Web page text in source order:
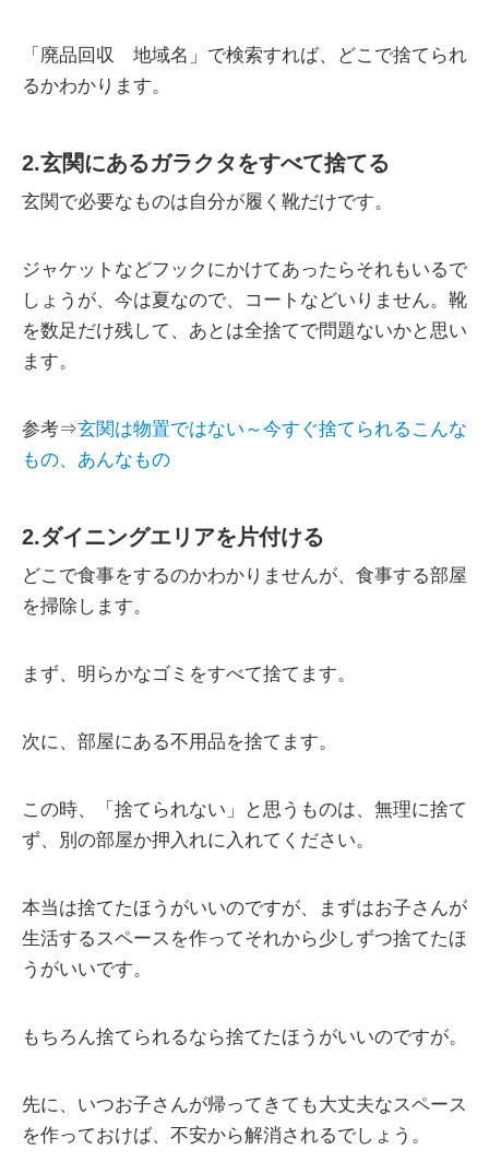
「廃品回収 地域名」で検索すれば、どこで捨てられ
るかわかります。
2.玄関にあるガラクタをすべて捨てる
玄関で必要なものは自分が履く靴だけです。
ジャケットなどフックにかけてあったらそれもいるで
しょうが、今は夏なので、コートなどいりません。靴
を数足だけ残して、あとは全捨てで問題ないかと思い
ます。
参考⇒玄関は物置ではない～今すぐ捨てられるこんな
もの、あんなもの
2.ダイニングエリアを片付ける
どこで食事をするのかわかりませんが、食事する部屋
を掃除します。
まず、明らかなゴミをすべて捨てます。
次に、部屋にある不用品を捨てます。
この時、「捨てられない」と思うものは、無理に捨て
ず、別の部屋か押入れに入れてください。
本当は捨てたほうがいいのですが、まずはお子さんが
生活するスペースを作ってそれから少しずつ捨てたほ
うがいいです。
もちろん捨てられるなら捨てたほうがいいのですが。
先に、いつお子さんが帰ってきても大丈夫なスペース
を作っておけば、不安から解消されるでしょう。